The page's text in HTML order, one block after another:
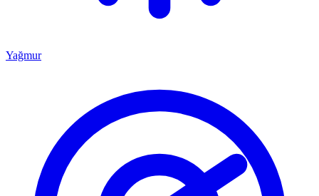
Yağmur